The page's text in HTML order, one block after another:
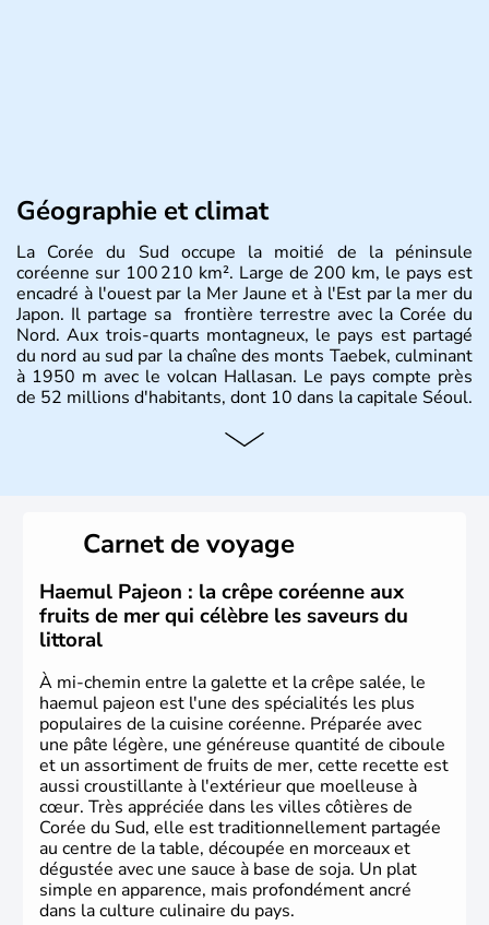
Géographie et climat
La Corée du Sud occupe la moitié de la péninsule
coréenne sur 100 210 km². Large de 200 km, le pays est
encadré à l'ouest par la Mer Jaune et à l'Est par la mer du
Japon. Il partage sa frontière terrestre avec la Corée du
Nord. Aux trois-quarts montagneux, le pays est partagé
du nord au sud par la chaîne des monts Taebek, culminant
à 1950 m avec le volcan Hallasan. Le pays compte près
de 52 millions d'habitants, dont 10 dans la capitale Séoul.
Histoire et administration
christianisme et le bouddhisme en sont les deux
principales religions. Ce pays partage sa culture avec la
Corée du Nord. Les Jeux Olympiques s’y sont déroulés en
1988, de même que la Coupe du Monde de football en
2002, en collaboration avec le Japon.
Carnet de voyage
Haemul Pajeon : la crêpe coréenne aux
fruits de mer qui célèbre les saveurs du
littoral
À mi-chemin entre la galette et la crêpe salée, le
haemul pajeon est l'une des spécialités les plus
populaires de la cuisine coréenne. Préparée avec
une pâte légère, une généreuse quantité de ciboule
et un assortiment de fruits de mer, cette recette est
aussi croustillante à l'extérieur que moelleuse à
cœur. Très appréciée dans les villes côtières de
Corée du Sud, elle est traditionnellement partagée
au centre de la table, découpée en morceaux et
dégustée avec une sauce à base de soja. Un plat
simple en apparence, mais profondément ancré
dans la culture culinaire du pays.